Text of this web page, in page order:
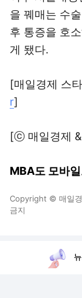
을 꿰매는 수
후 통증을 호
게 됐다.
[매일경제 스
r]
[ⓒ 매일경제
MBA도 모바
Copyright © 매일경
금지